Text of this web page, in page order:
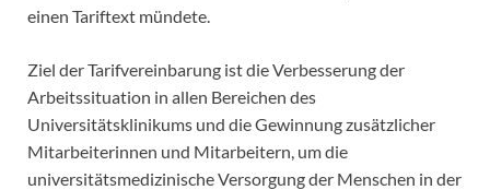
einen Tariftext mündete.
Ziel der Tarifvereinbarung ist die Verbesserung der
Arbeitssituation in allen Bereichen des
Universitätsklinikums und die Gewinnung zusätzlicher
Mitarbeiterinnen und Mitarbeitern, um die
universitätsmedizinische Versorgung der Menschen in der